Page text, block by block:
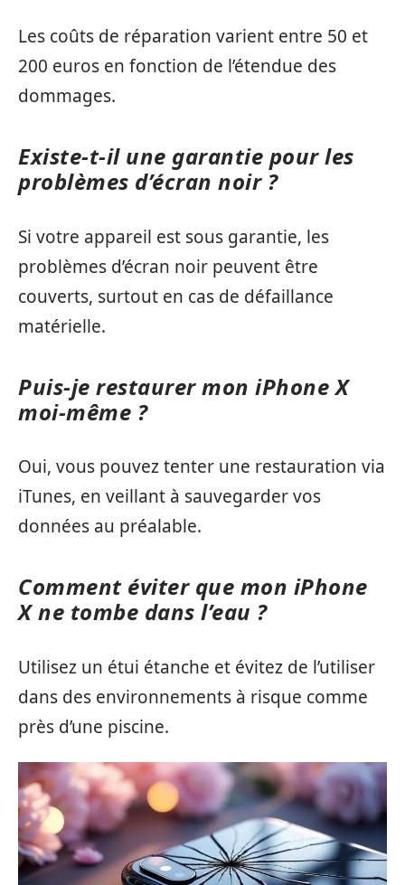
Les coûts de réparation varient entre 50 et
200 euros en fonction de l’étendue des
dommages.
Existe-t-il une garantie pour les
problèmes d’écran noir ?
Si votre appareil est sous garantie, les
problèmes d’écran noir peuvent être
couverts, surtout en cas de défaillance
matérielle.
Puis-je restaurer mon iPhone X
moi-même ?
Oui, vous pouvez tenter une restauration via
iTunes, en veillant à sauvegarder vos
données au préalable.
Comment éviter que mon iPhone
X ne tombe dans l’eau ?
Utilisez un étui étanche et évitez de l’utiliser
dans des environnements à risque comme
près d’une piscine.